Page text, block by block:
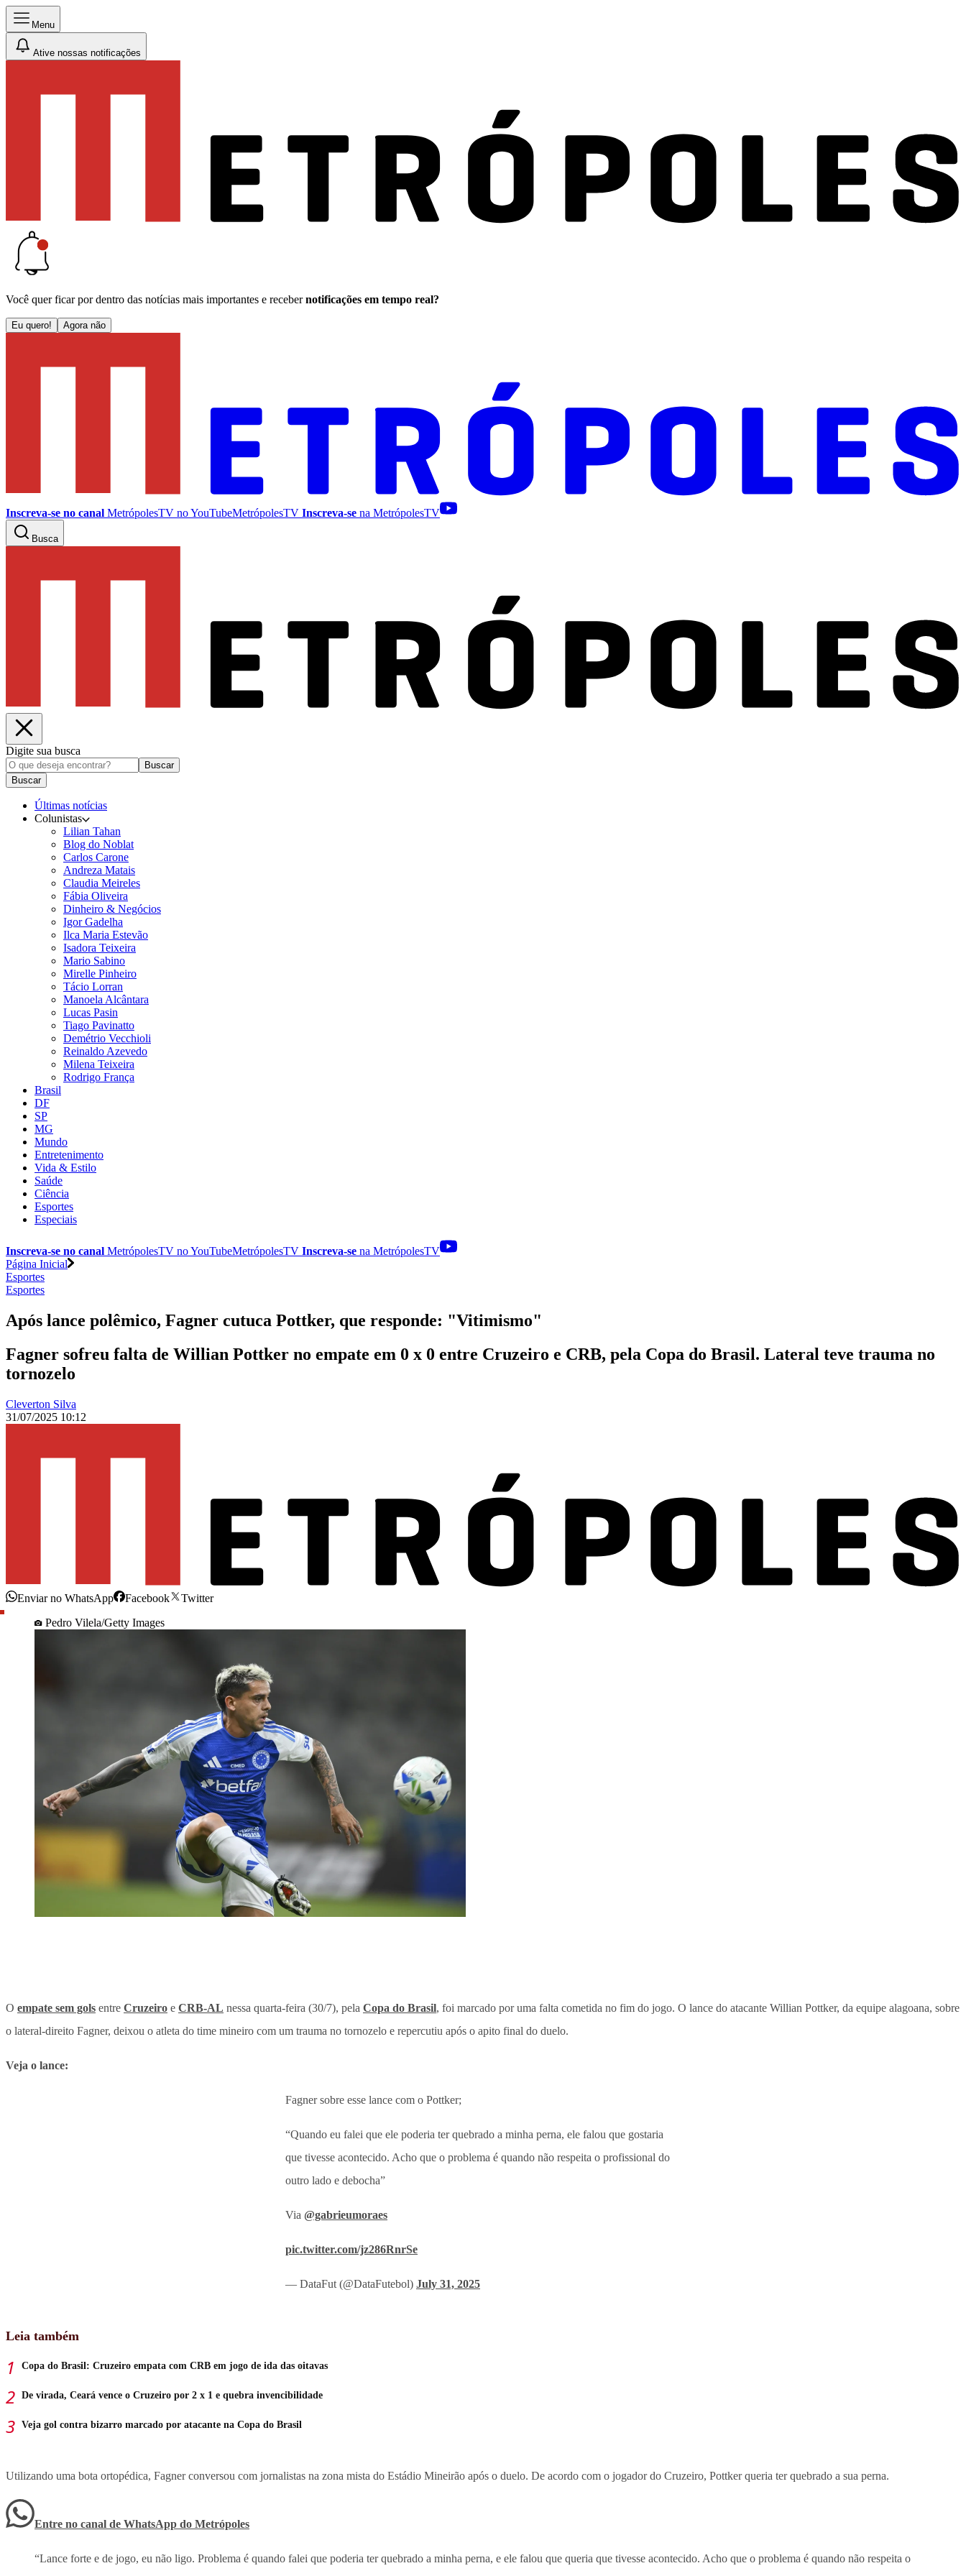
Menu
Ative nossas notificações
Você quer ficar por dentro das notícias mais importantes e receber notificações em tempo real?
Eu quero! Agora não
Inscreva-se no canal MetrópolesTV noYouTubeMetrópolesTV Inscreva-se na MetrópolesTV
Busca
Digite sua busca
Buscar
Buscar
Últimas notícias
Colunistas
Lilian Tahan
Blog do Noblat
Carlos Carone
Andreza Matais
Claudia Meireles
Fábia Oliveira
Dinheiro & Negócios
Igor Gadelha
Ilca Maria Estevão
Isadora Teixeira
Mario Sabino
Mirelle Pinheiro
Tácio Lorran
Manoela Alcântara
Lucas Pasin
Tiago Pavinatto
Demétrio Vecchioli
Reinaldo Azevedo
Milena Teixeira
Rodrigo França
Brasil
DF
SP
MG
Mundo
Entretenimento
Vida & Estilo
Saúde
Ciência
Esportes
Especiais
Inscreva-se no canal MetrópolesTV noYouTubeMetrópolesTV Inscreva-se na MetrópolesTV
Página Inicial
Esportes
Esportes
Após lance polêmico, Fagner cutuca Pottker, que responde: "Vitimismo"
Fagner sofreu falta de Willian Pottker no empate em 0 x 0 entre Cruzeiro e CRB, pela Copa do Brasil. Lateral teve trauma no
tornozelo
Cleverton Silva
31/07/2025 10:12
Enviar no WhatsApp Facebook
Twitter
Pedro Vilela/Getty Images
O empate sem gols entre Cruzeiro e CRB-AL nessa quarta-feira (30/7), pela Copa do Brasil, foi marcado por uma falta cometida no fim do jogo. O lance do atacante Willian Pottker, da equipe alagoana, sobre
o lateral-direito Fagner, deixou o atleta do time mineiro com um trauma no tornozelo e repercutiu após o apito final do duelo.
Veja o lance:
Fagner sobre esse lance com o Pottker;
“Quando eu falei que ele poderia ter quebrado a minha perna, ele falou que gostaria
que tivesse acontecido. Acho que o problema é quando não respeita o profissional do
outro lado e debocha”
Via @gabrieumoraes
pic.twitter.com/jz286RnrSe
— DataFut (@DataFutebol) July 31, 2025
Leia também
Copa do Brasil: Cruzeiro empata com CRB em jogo de ida das oitavas
De virada, Ceará vence o Cruzeiro por 2 x 1 e quebra invencibilidade
Veja gol contra bizarro marcado por atacante na Copa do Brasil
Utilizando uma bota ortopédica, Fagner conversou com jornalistas na zona mista do Estádio Mineirão após o duelo. De acordo com o jogador do Cruzeiro, Pottker queria ter quebrado a sua perna.
Entre no canal de WhatsApp do Metrópoles
“Lance forte e de jogo, eu não ligo. Problema é quando falei que poderia ter quebrado a minha perna, e ele falou que queria que tivesse acontecido. Acho que o problema é quando não respeita o